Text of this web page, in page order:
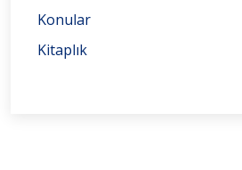
Konular
Kitaplık